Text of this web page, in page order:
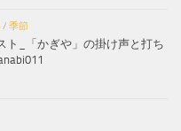
/ 季節
ト_「かぎや」の掛け声と打ち